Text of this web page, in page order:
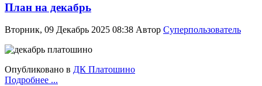
План на декабрь
Вторник, 09 Декабрь 2025 08:38 Автор Суперпользователь
Опубликовано в ДК Платошино
Подробнее ...